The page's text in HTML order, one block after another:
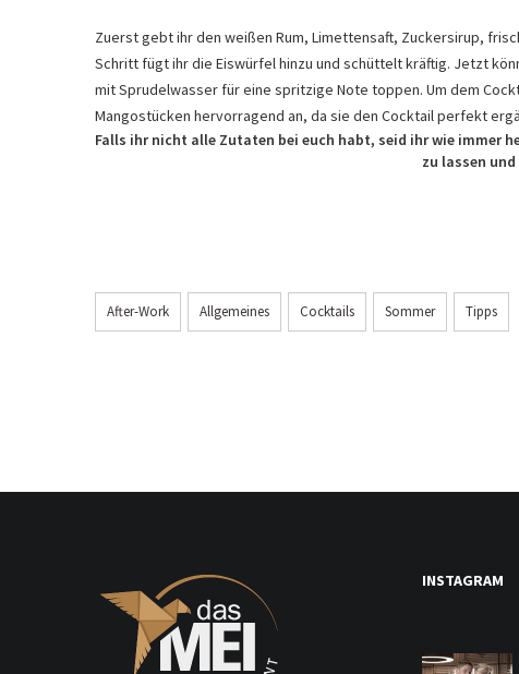
Zuerst gebt ihr den weißen Rum, Limettensaft, Zuckersirup,
Schritt fügt ihr die Eiswürfel hinzu und schüttelt kräftig. Jetzt
mit Sprudelwasser für eine spritzige Note toppen. Um dem
Mangostücken hervorragend an, da sie den Cocktail perfekt
Falls ihr nicht alle Zutaten bei euch habt, seid ihr wie immer
zu lassen
After-Work Allgemeines Cocktails Sommer Tipps
INSTAGRAM